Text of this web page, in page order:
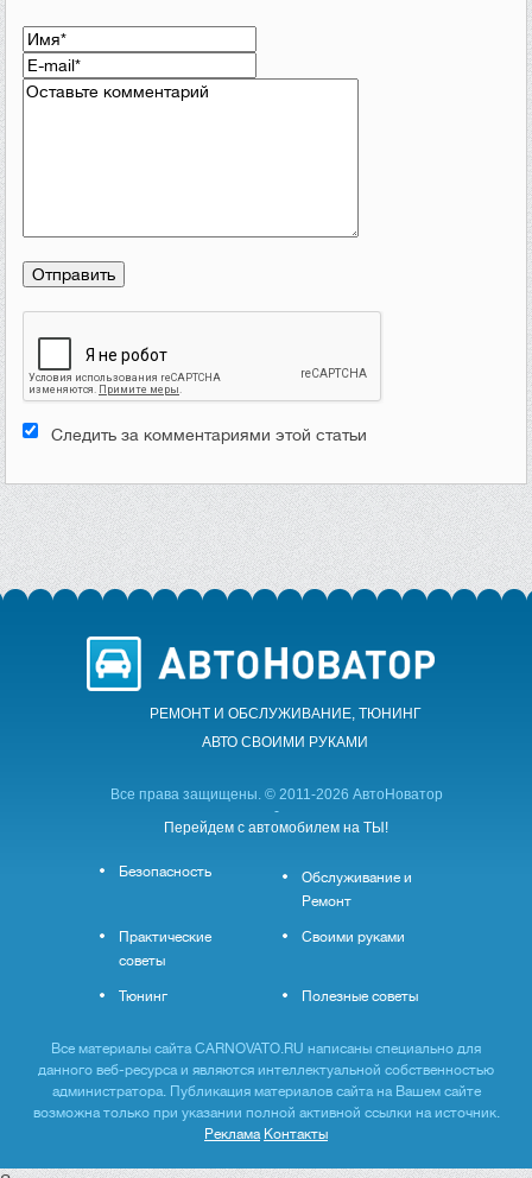
Следить за комментариями этой статьи
РЕМОНТ И ОБСЛУЖИВАНИЕ, ТЮНИНГ
АВТО CВОИМИ РУКАМИ
Все права защищены. © 2011-2026 АвтоНоватор
-
Перейдем с автомобилем на ТЫ!
Безопасность
Обслуживание и
Ремонт
Практические
советы
Своими руками
Тюнинг Полезные советы
Все материалы сайта CARNOVATO.RU написаны специально для
данного веб-ресурса и являются интеллектуальной собственностью
администратора. Публикация материалов сайта на Вашем сайте
возможна только при указании полной активной ссылки на источник.
Реклама Контакты